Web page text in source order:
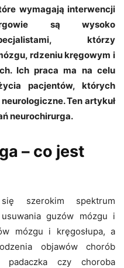
wymagają interwencji
są wysoko
którzy
rdzeniu kręgowym i
Ich praca ma na celu
pacjentów, których
Ten artykuł
neurochirurga.
– co jest
szerokim spektrum
guzów mózgu i
mózgu i kręgosłupa, a
objawów chorób
padaczka czy choroba